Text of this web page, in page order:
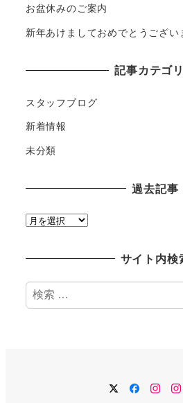
お盆休みのご案内
新年あけましておめでとうござい
記事カテゴ
スタッフブログ
新着情報
未分類
過去記事
過
サイト内検
検
索
TwitterFacebook